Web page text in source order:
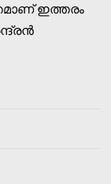
ഇത്തരം